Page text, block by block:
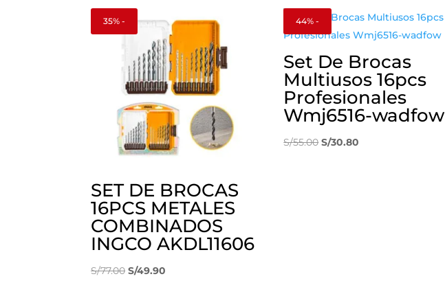
35% -
SET DE BROCAS
16PCS METALES
COMBINADOS
INGCO AKDL11606
S/77.00 El
S/49.90
44% -
Set De Brocas
Multiusos 16pcs
Profesionales
Wmj6516-wadfow
S/55.00 El
S/30.80